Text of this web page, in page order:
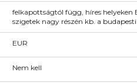
felkapottságtól függ, híres helyeken
szigetek nagy részén kb. a
EUR
Nem kell